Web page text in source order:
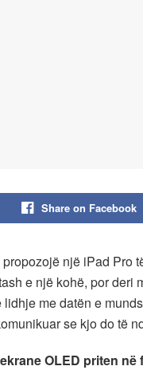
Share on Facebook
një iPad Pro
e një kohë, por
me datën e
se kjo do të
OLED priten në